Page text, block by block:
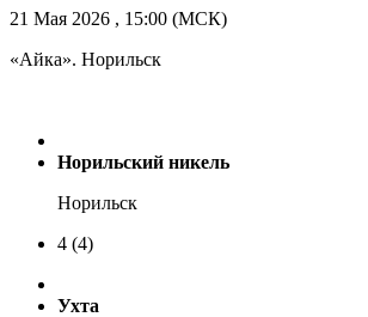
21 Мая 2026 , 15:00 (МСК)
«Айка». Норильск
Норильский никель
Норильск
4 (4)
Ухта